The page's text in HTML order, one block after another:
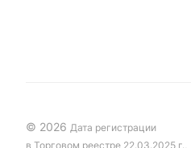
© 2026 Дата регистрации
в Торговом реестре 22.03.2025 г.,